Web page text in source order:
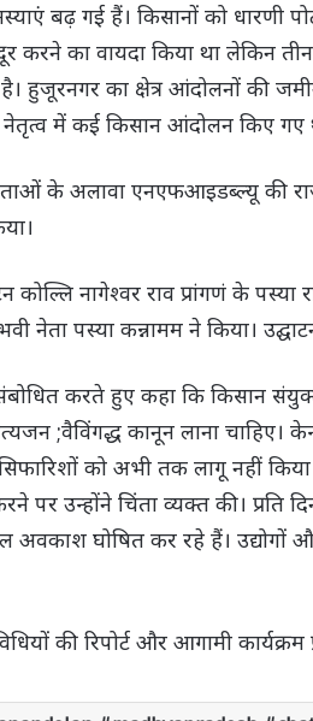
बढ़ गई हैं। किसानों को धारणी
करने का वायदा किया था लेकिन
हुजूरनगर का क्षेत्र आंदोलनों की
में कई किसान आंदोलन किए गए
के अलावा एनएफआइडब्ल्यू की
कोल्लि नागेश्वर राव प्रांगणं के
पस्या कन्नामम ने किया।
संबोधित करते हुए कहा कि किसान
;वैविंगद्ध कानून लाना चाहिए।
सिफारिशों को अभी तक लागू नहीं
पर उन्होंने चिंता व्यक्त की।
घोषित कर रहे हैं। उद्योगों
की रिपोर्ट और आगामी कार्यक्रम